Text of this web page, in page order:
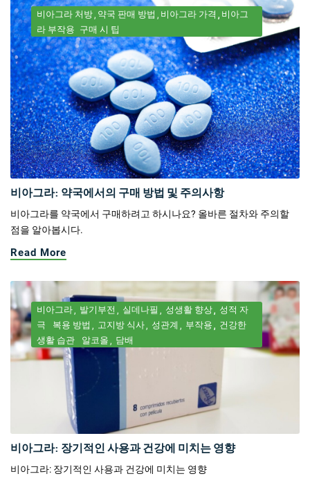
비아그라 처방 약국 판매 방법 비아그라 가격
비아그
라 부작용 구매 시 팁
비아그라: 약국에서의 구매 방법 및 주의사항
비아그라를 약국에서 구매하려고 하시나요? 올바른 절차와 주의할
점을 알아봅시다.
Read More
비아그라 발기부전 실데나필 성생활 향상
성적 자
극
복용 방법 고지방 식사 성관계 부작용
건강한
생활 습관
알코올 담배
비아그라: 장기적인 사용과 건강에 미치는 영향
비아그라: 장기적인 사용과 건강에 미치는 영향